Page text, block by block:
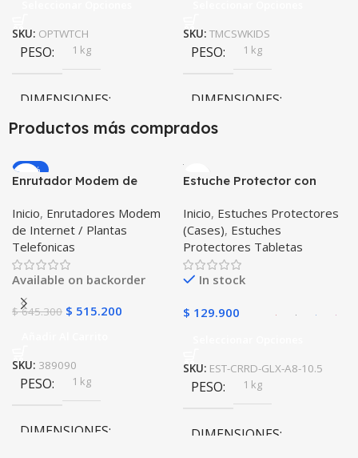
SKU: OPTWTCH
PESO 1 kg
DIMENSIONES
COLOR
Gris,Negro , Azul ,Rosa
SKU: TMCSWKIDS
PESO 1 kg
DIMENSIONES
COLOR
Negro Azul ,Verde
Azul Oscuro
Productos más comprados
-20%
Enrutador Modem de
Libre Todo Operador 4G
LTE SIMCARD
Inicio, Enrutadores Modem
de Internet / Plantas
Telefonicas
Available on backorder
$645.300 $ 515.200
SKU: 389090
PESO 1 kg
DIMENSIONES
Estuche Protector con
Tablet Samsung Galaxy
Tab A8 10.5 2021 – 2022
SM-x200 SM-x205 Anti
golpes con soporte
Inicio, Estuches Protectores
(Cases), Estuches
Protectores Tabletas
In stock
$ 129.900
SKU: EST-CRRD-GLX-A8-10.5
PESO 1 kg
DIMENSIONES